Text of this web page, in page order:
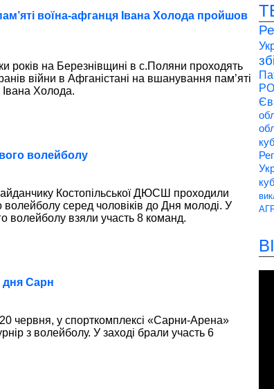
воїна-афганця Івана Холода пройшов
років на Березнівщині в с.Поляни проходять
війни в Афганістані на вшанування пам’яті
Холода.
волейболу
Костопільської ДЮСШ проходили
волейболу серед чоловіків до Дня молоді. У
волейболу взяли участь 8 команд.
дня Сарн
червня, у спорткомплексі «Сарни-Арена»
з волейболу. У заході брали участь 6